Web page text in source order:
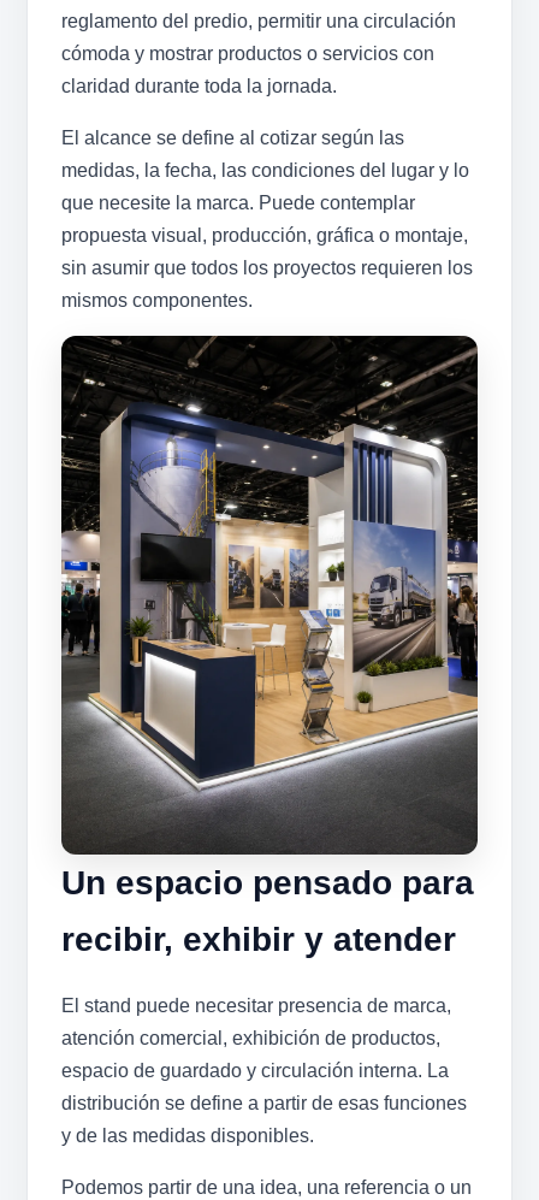
reglamento del predio, permitir una circulación
cómoda y mostrar productos o servicios con
claridad durante toda la jornada.
El alcance se define al cotizar según las
medidas, la fecha, las condiciones del lugar y lo
que necesite la marca. Puede contemplar
propuesta visual, producción, gráfica o montaje,
sin asumir que todos los proyectos requieren los
mismos componentes.
Un espacio pensado para
recibir, exhibir y atender
El stand puede necesitar presencia de marca,
atención comercial, exhibición de productos,
espacio de guardado y circulación interna. La
distribución se define a partir de esas funciones
y de las medidas disponibles.
Podemos partir de una idea, una referencia o un